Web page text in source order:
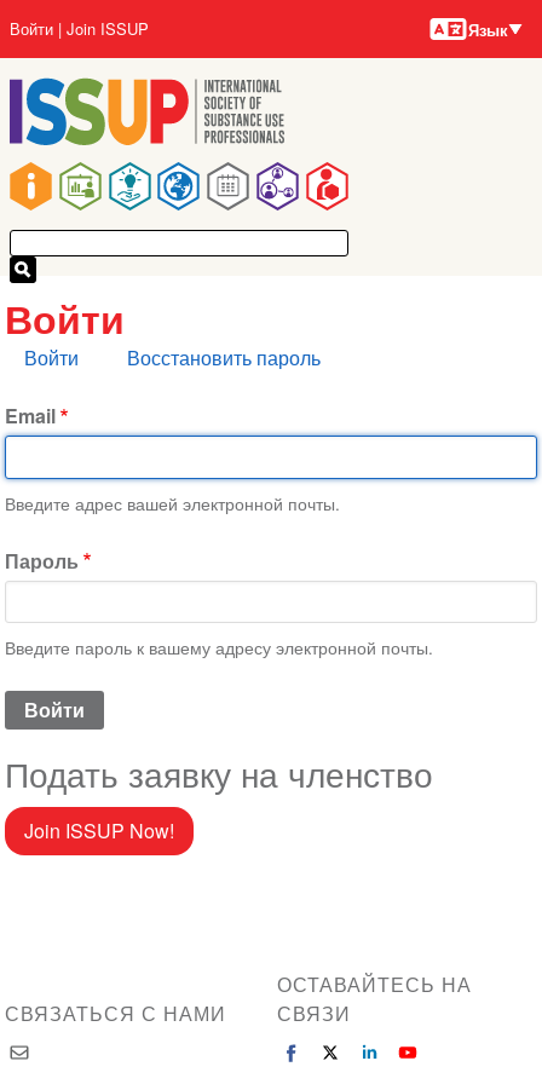
основному
содержанию
Main
navigation
User
account
menu
Войти Join ISSUP Языки
Язык
Войти
Главные
Войти Восстановить пароль
Email
Введите адрес вашей электронной почты.
Пароль
Введите пароль к вашему адресу электронной почты.
Подать заявку на членство
Join ISSUP Now!
СВЯЗАТЬСЯ С НАМИ
ОСТАВАЙТЕСЬ НА
СВЯЗИ